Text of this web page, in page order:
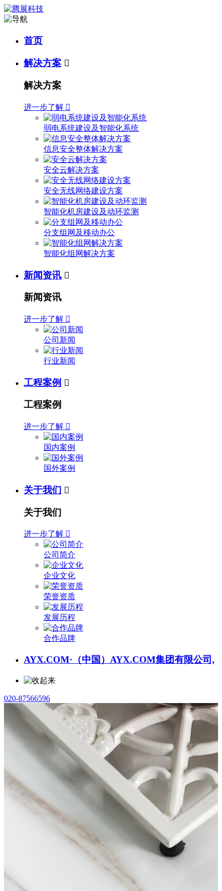
首页
解决方案 
解决方案
进一步了解 
弱电系统建设及智能化系统
信息安全整体解决方案
安全云解决方案
安全无线网络建设方案
智能化机房建设及动环监测
分支组网及移动办公
智能化组网解决方案
新闻资讯 
新闻资讯
进一步了解 
公司新闻
行业新闻
工程案例 
工程案例
进一步了解 
国内案例
国外案例
关于我们 
关于我们
进一步了解 
公司简介
企业文化
荣誉资质
发展历程
合作品牌
AYX.COM·（中国）AYX.COM集团有限公司,
020-87566596